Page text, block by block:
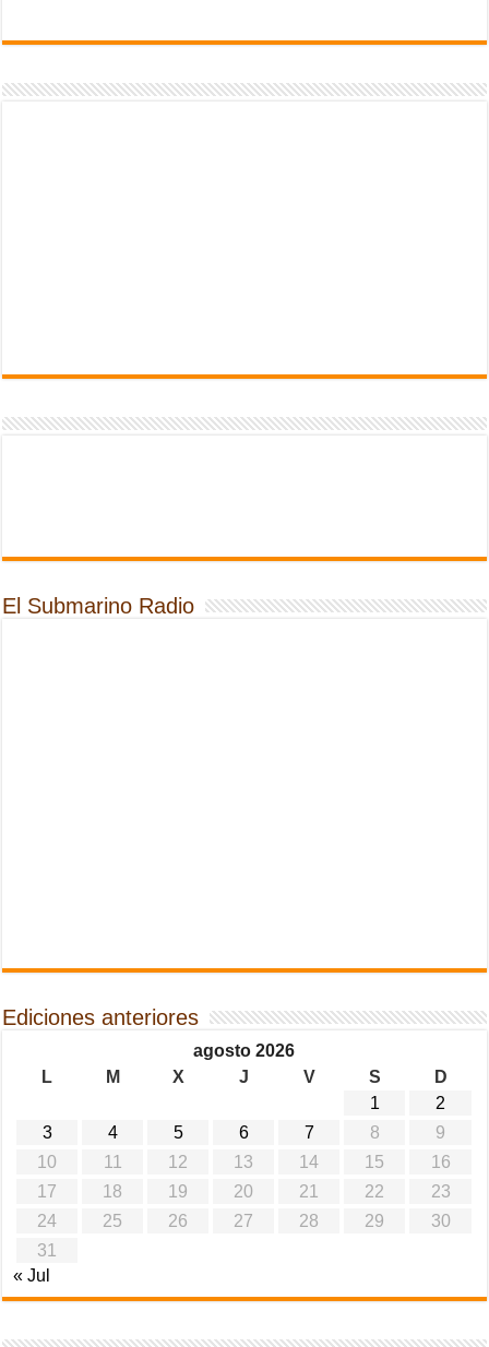
El Submarino Radio
Ediciones anteriores
agosto 2026
L
M X J V S
D
1
2
3
4 5 6 7 8
9
10
11 12 13 14 15
16
17
18 19 20 21 22
23
24
25 26 27 28 29
30
31
« Jul